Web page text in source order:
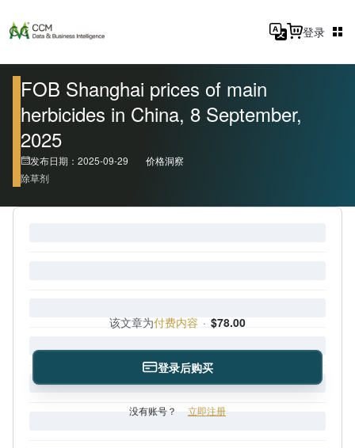
登录
FOB Shanghai prices of main
herbicides in China, 8 September,
2025
发布日期：2025-09-29
价格洞察
除草剂
该文章为付费内容 · $78.00
登录后购买
没有账号？ 立即注册